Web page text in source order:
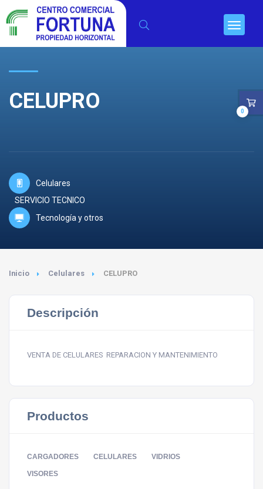
CELUPRO
Celulares
SERVICIO TECNICO
Tecnología y otros
Inicio Celulares CELUPRO
Descripción
VENTA DE CELULARES REPARACION Y MANTENIMIENTO
Productos
CARGADORES CELULARES VIDRIOS
VISORES
0